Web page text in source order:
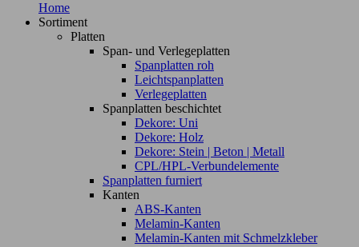
Home
Sortiment
Platten
Span- und Verlegeplatten
Spanplatten roh
Leichtspanplatten
Verlegeplatten
Spanplatten beschichtet
Dekore: Uni
Dekore: Holz
Dekore: Stein | Beton | Metall
CPL/HPL-Verbundelemente
Spanplatten furniert
Kanten
ABS-Kanten
Melamin-Kanten
Melamin-Kanten mit Schmelzkleber